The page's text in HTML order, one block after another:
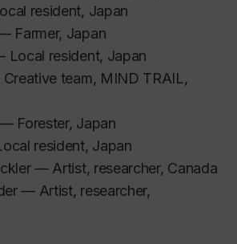
resident, Japan
Farmer, Japan
Local resident, Japan
team, MIND TRAIL,
Forester, Japan
resident, Japan
— Artist, researcher, Canada
— Artist, researcher,